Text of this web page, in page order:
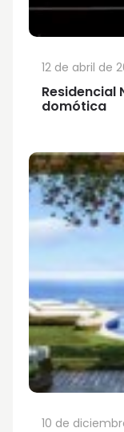
Residencial
domótica
12 de abril de
10 de